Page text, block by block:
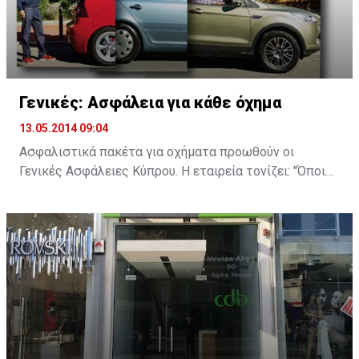
Γενικές: Ασφάλεια για κάθε όχημα
13.05.2014 09:04
Ασφαλιστικά πακέτα για οχήματα προωθούν οι
Γενικές Ασφάλειες Κύπρου. Η εταιρεία τονίζει: "Όποιο
ασφάλιση παραμένει σταθερή. Στις Γενικές, παρά την
αβεβαιότητα των καιρών, παραμένουμε υπεύθυνα
δίπλα σας, με ολοκληρωμένα ασφαλιστικά σχέδια που
καλύπτουν τις ανάγκες και τις απαιτήσεις σας".
Οι Γενικές προσφέρουν τέσσερα ασφαλιστικά σχέδια
που παρέχουν από τις πιο βασικές καλύψεις, όπως
είναι η (νομική) ευθύνη έναντι τρίτων (γνωστή ως Third